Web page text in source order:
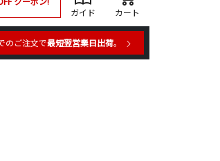
ガイド
カート
のご注文で最短翌営業日出荷。